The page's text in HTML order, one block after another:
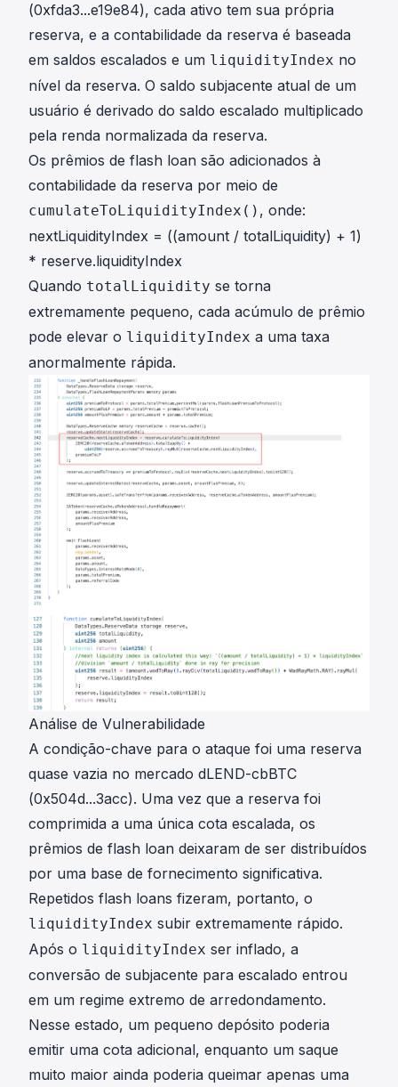
(0xfda3...e19e84), cada ativo tem sua própria
reserva, e a contabilidade da reserva é baseada
em saldos escalados e um liquidityIndex no
nível da reserva. O saldo subjacente atual de um
usuário é derivado do saldo escalado multiplicado
pela renda normalizada da reserva.
Os prêmios de flash loan são adicionados à
contabilidade da reserva por meio de
cumulateToLiquidityIndex() , onde:
nextLiquidityIndex = ((amount / totalLiquidity) + 1)
* reserve.liquidityIndex
Quando totalLiquidity se torna
extremamente pequeno, cada acúmulo de prêmio
pode elevar o liquidityIndex a uma taxa
anormalmente rápida.
Análise de Vulnerabilidade
A condição-chave para o ataque foi uma reserva
quase vazia no mercado dLEND-cbBTC
(0x504d...3acc). Uma vez que a reserva foi
comprimida a uma única cota escalada, os
prêmios de flash loan deixaram de ser distribuídos
por uma base de fornecimento significativa.
Repetidos flash loans fizeram, portanto, o
liquidityIndex subir extremamente rápido.
Após o liquidityIndex ser inflado, a
conversão de subjacente para escalado entrou
em um regime extremo de arredondamento.
Nesse estado, um pequeno depósito poderia
emitir uma cota adicional, enquanto um saque
muito maior ainda poderia queimar apenas uma